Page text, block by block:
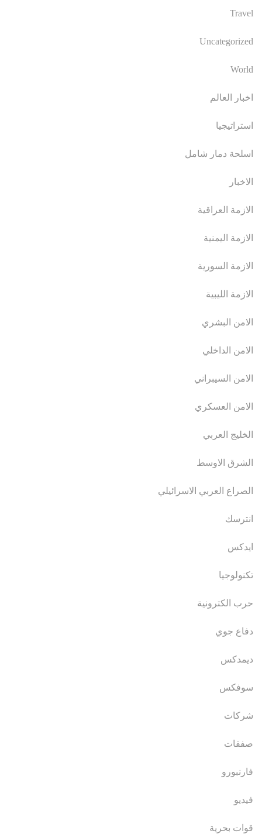
Travel
Uncategorized
World
اخبار العالم
استراتيجيا
اسلحة دمار شامل
الاخبار
الازمة العراقية
الازمة اليمنية
الازمة السورية
الازمة الليبية
الامن البشري
الامن الداخلي
الامن السيبراني
الامن العسكري
الخليج العربي
الشرق الاوسط
الصراع العربي الاسرائيلي
انترسك
ايدكس
تكنولوجيا
حرب الكترونية
دفاع جوي
ديمدكس
سوفكس
شركات
صفقات
فارنبورو
فيديو
قوات بحرية